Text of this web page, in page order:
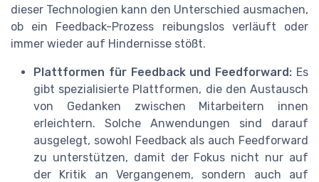
dieser Technologien kann den Unterschied ausmachen,
ob ein Feedback-Prozess reibungslos verläuft oder
immer wieder auf Hindernisse stößt.
Plattformen für Feedback und Feedforward: Es
gibt spezialisierte Plattformen, die den Austausch
von Gedanken zwischen Mitarbeitern innen
erleichtern. Solche Anwendungen sind darauf
ausgelegt, sowohl Feedback als auch Feedforward
zu unterstützen, damit der Fokus nicht nur auf
der Kritik an Vergangenem, sondern auch auf